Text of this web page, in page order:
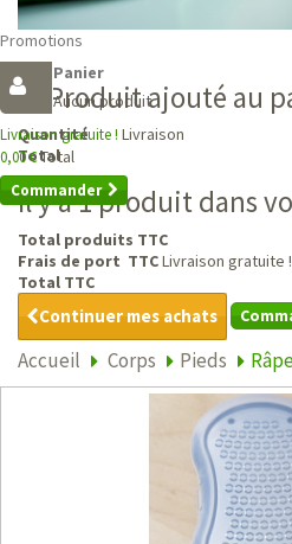
Promotions
Panier
Aucun produit
Livraison gratuite ! Livraison
0,00 €Total
Commander
Produit ajouté au
Quantité
Total
Il y a 1 produit dans
Total produits TTC
Frais de port TTCLivraison gratuite !
Total TTC
Continuer mes achats
Accueil Corps Pieds